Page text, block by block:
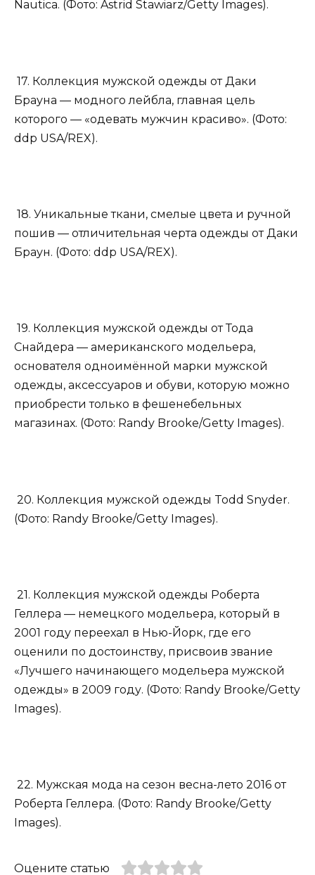
Nautica. (Фото: Astrid Stawiarz/Getty Images).
17. Коллекция мужской одежды от Даки
Брауна — модного лейбла, главная цель
которого — «одевать мужчин красиво». (Фото:
ddp USA/REX).
18. Уникальные ткани, смелые цвета и ручной
пошив — отличительная черта одежды от Даки
Браун. (Фото: ddp USA/REX).
19. Коллекция мужской одежды от Тода
Снайдера — американского модельера,
основателя одноимённой марки мужской
одежды, аксессуаров и обуви, которую можно
приобрести только в фешенебельных
магазинах. (Фото: Randy Brooke/Getty Images).
20. Коллекция мужской одежды Todd Snyder.
(Фото: Randy Brooke/Getty Images).
21. Коллекция мужской одежды Роберта
Геллера — немецкого модельера, который в
2001 году переехал в Нью-Йорк, где его
оценили по достоинству, присвоив звание
«Лучшего начинающего модельера мужской
одежды» в 2009 году. (Фото: Randy Brooke/Getty
Images).
22. Мужская мода на сезон весна-лето 2016 от
Роберта Геллера. (Фото: Randy Brooke/Getty
Images).
Оцените статью